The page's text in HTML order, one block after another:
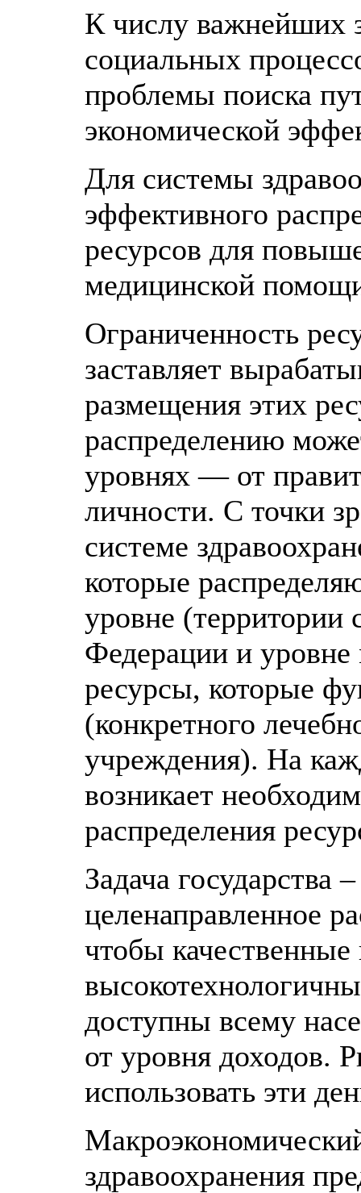
К числу важнейших
социальных
проблемы поиска
экономической
Для системы
эффективного
ресурсов для
медицинской
Ограниченность
заставляет
размещения этих
распределению
уровнях — от
личности. С точки
системе
которые
уровне (территории
Федерации и уровне
ресурсы, которые
(конкретного
учреждения). На
возникает
распределения
Задача государства
целенаправленное
чтобы
доступны всему
от уровня доходов.
использовать эти
здравоохранения